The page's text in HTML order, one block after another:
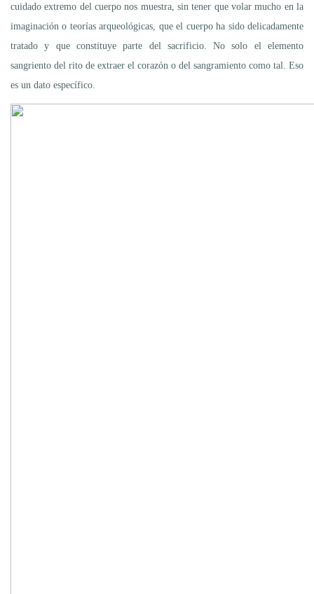
cuidado extremo del cuerpo nos muestra, sin tener que volar mucho en la
imaginación o teorías arqueológicas, que el cuerpo ha sido delicadamente
tratado y que constituye parte del sacrificio. No solo el elemento
sangriento del rito de extraer el corazón o del sangramiento como tal. Eso
es un dato específico.